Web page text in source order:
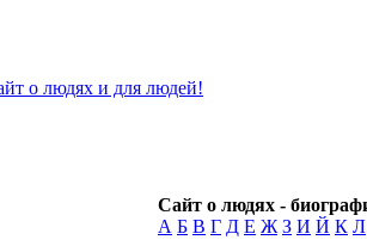
Сайт о людях -
А Б В Г Д Е Ж З И Й К Л